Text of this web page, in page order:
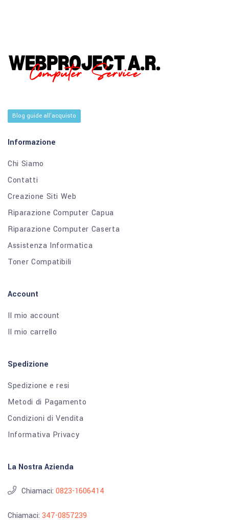
Blog guide all'acquisto
Informazione
Chi Siamo
Contatti
Creazione Siti Web
Riparazione Computer Capua
Riparazione Computer Caserta
Assistenza Informatica
Toner Compatibili
Account
Il mio account
Il mio carrello
Spedizione
Spedizione e resi
Metodi di Pagamento
Condizioni di Vendita
Informativa Privacy
La Nostra Azienda
Chiamaci: 0823-1606414
Chiamaci: 347-0857239